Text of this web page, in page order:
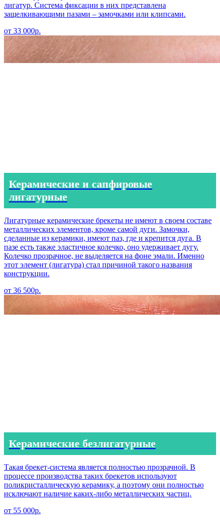
лигатур. Система фиксации в них представлена
защелкивающими пазами – замочками или клипсами.
от 33 000р.
Керамические и сапфировые
лигатурные
Лигатурные керамические брекеты не имеют в своем составе
металлических элементов, кроме самой дуги. Замочки,
сделанные из керамики, имеют паз, где и крепится дуга. В
пазе есть также эластичное колечко, оно удерживает дугу.
Колечко прозрачное, не выделяется на фоне эмали. Именно
этот элемент (лигатура) стал причиной такого названия
конструкции.
от 36 500р.
Керамические безлигатурные
Такая брекет-система является полностью прозрачной. В
процессе производства таких брекетов используют
поликристаллическую керамику, а поэтому они полностью
исключают наличие каких-либо металлических частиц.
от 55 000р.